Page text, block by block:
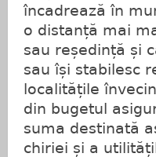
încadrează în
o distanță mai
sau reședință și
sau își stabilesc
localitățile
din bugetul
suma destinată
chiriei și a